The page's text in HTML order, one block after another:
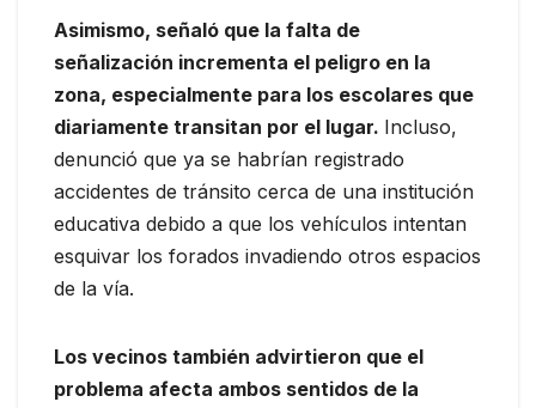
Asimismo, señaló que la falta de
señalización incrementa el peligro en la
zona, especialmente para los escolares que
diariamente transitan por el lugar. Incluso,
denunció que ya se habrían registrado
accidentes de tránsito cerca de una institución
educativa debido a que los vehículos intentan
esquivar los forados invadiendo otros espacios
de la vía.
Los vecinos también advirtieron que el
problema afecta ambos sentidos de la